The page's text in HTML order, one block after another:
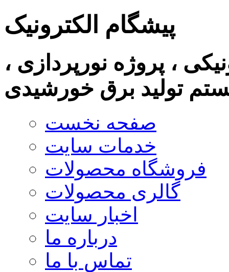
پیشگام الکترونیک
، پروژه نورپردازی ،
تولید برق خورشیدی
صفحه نخست
خدمات سایت
فروشگاه محصولات
گالری محصولات
اخبار سایت
درباره ما
تماس با ما